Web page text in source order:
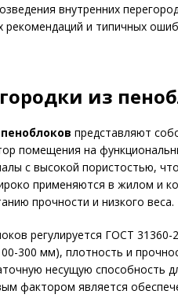
внутренних
рекомендаций и типичных
из
представляют
помещения на
с высокой пористостью,
применяются в жилом и
прочности и низкого веса.
регулируется ГОСТ 31360-
300 мм), плотность и
несущую способность
фактором является